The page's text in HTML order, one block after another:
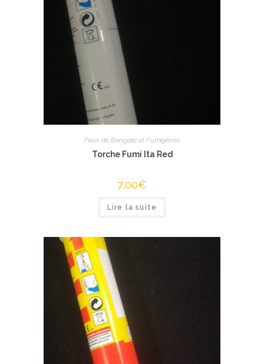
Feux de Bengale et Fumigènes
Torche Fumi Ita Red
7,00€
Lire la suite